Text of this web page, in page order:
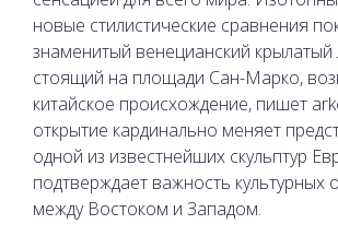
новые стилистические сравнения
знаменитый венецианский крылатый
стоящий на площади Сан-Марко,
китайское происхождение, пишет
открытие кардинально меняет
одной из известнейших скульптур
подтверждает важность культурных
между Востоком и Западом.